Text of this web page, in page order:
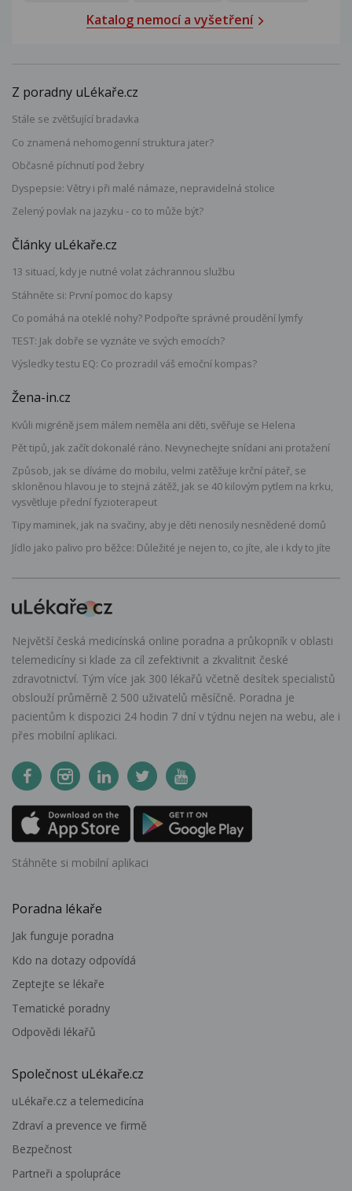
Katalog nemocí a vyšetření
Z poradny uLékaře.cz
Stále se zvětšující bradavka
Co znamená nehomogenní struktura jater?
Občasné píchnutí pod žebry
Dyspepsie: Větry i při malé námaze, nepravidelná stolice
Zelený povlak na jazyku - co to může být?
Články uLékaře.cz
13 situací, kdy je nutné volat záchrannou službu
Stáhněte si: První pomoc do kapsy
Co pomáhá na oteklé nohy? Podpořte správné proudění lymfy
TEST: Jak dobře se vyznáte ve svých emocích?
Výsledky testu EQ: Co prozradil váš emoční kompas?
Žena-in.cz
Kvůli migréně jsem málem neměla ani děti, svěřuje se Helena
Pět tipů, jak začít dokonalé ráno. Nevynechejte snídani ani protažení
Způsob, jak se díváme do mobilu, velmi zatěžuje krční páteř, se
skloněnou hlavou je to stejná zátěž, jak se 40 kilovým pytlem na krku,
vysvětluje přední fyzioterapeut
Tipy maminek, jak na svačiny, aby je děti nenosily nesnědené domů
Jídlo jako palivo pro běžce: Důležité je nejen to, co jíte, ale i kdy to jíte
Největší česká medicínská online poradna a průkopník v oblasti
telemedicíny si klade za cíl zefektivnit a zkvalitnit české
zdravotnictví. Tým více jak 300 lékařů včetně desítek specialistů
obslouží průměrně 2 500 uživatelů měsíčně. Poradna je
pacientům k dispozici 24 hodin 7 dní v týdnu nejen na webu, ale i
přes mobilní aplikaci.
Stáhněte si mobilní aplikaci
Poradna lékaře
Jak funguje poradna
Kdo na dotazy odpovídá
Zeptejte se lékaře
Tematické poradny
Odpovědi lékařů
Společnost uLékaře.cz
uLékaře.cz a telemedicína
Zdraví a prevence ve firmě
Bezpečnost
Partneři a spolupráce